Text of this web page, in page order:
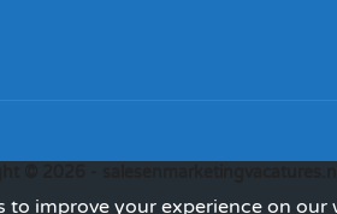
to improve your experience on